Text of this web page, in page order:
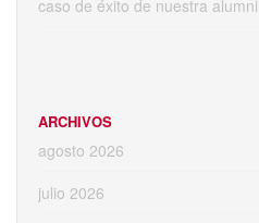
caso de éxito de nuestra alumni
ARCHIVOS
agosto 2026
julio 2026